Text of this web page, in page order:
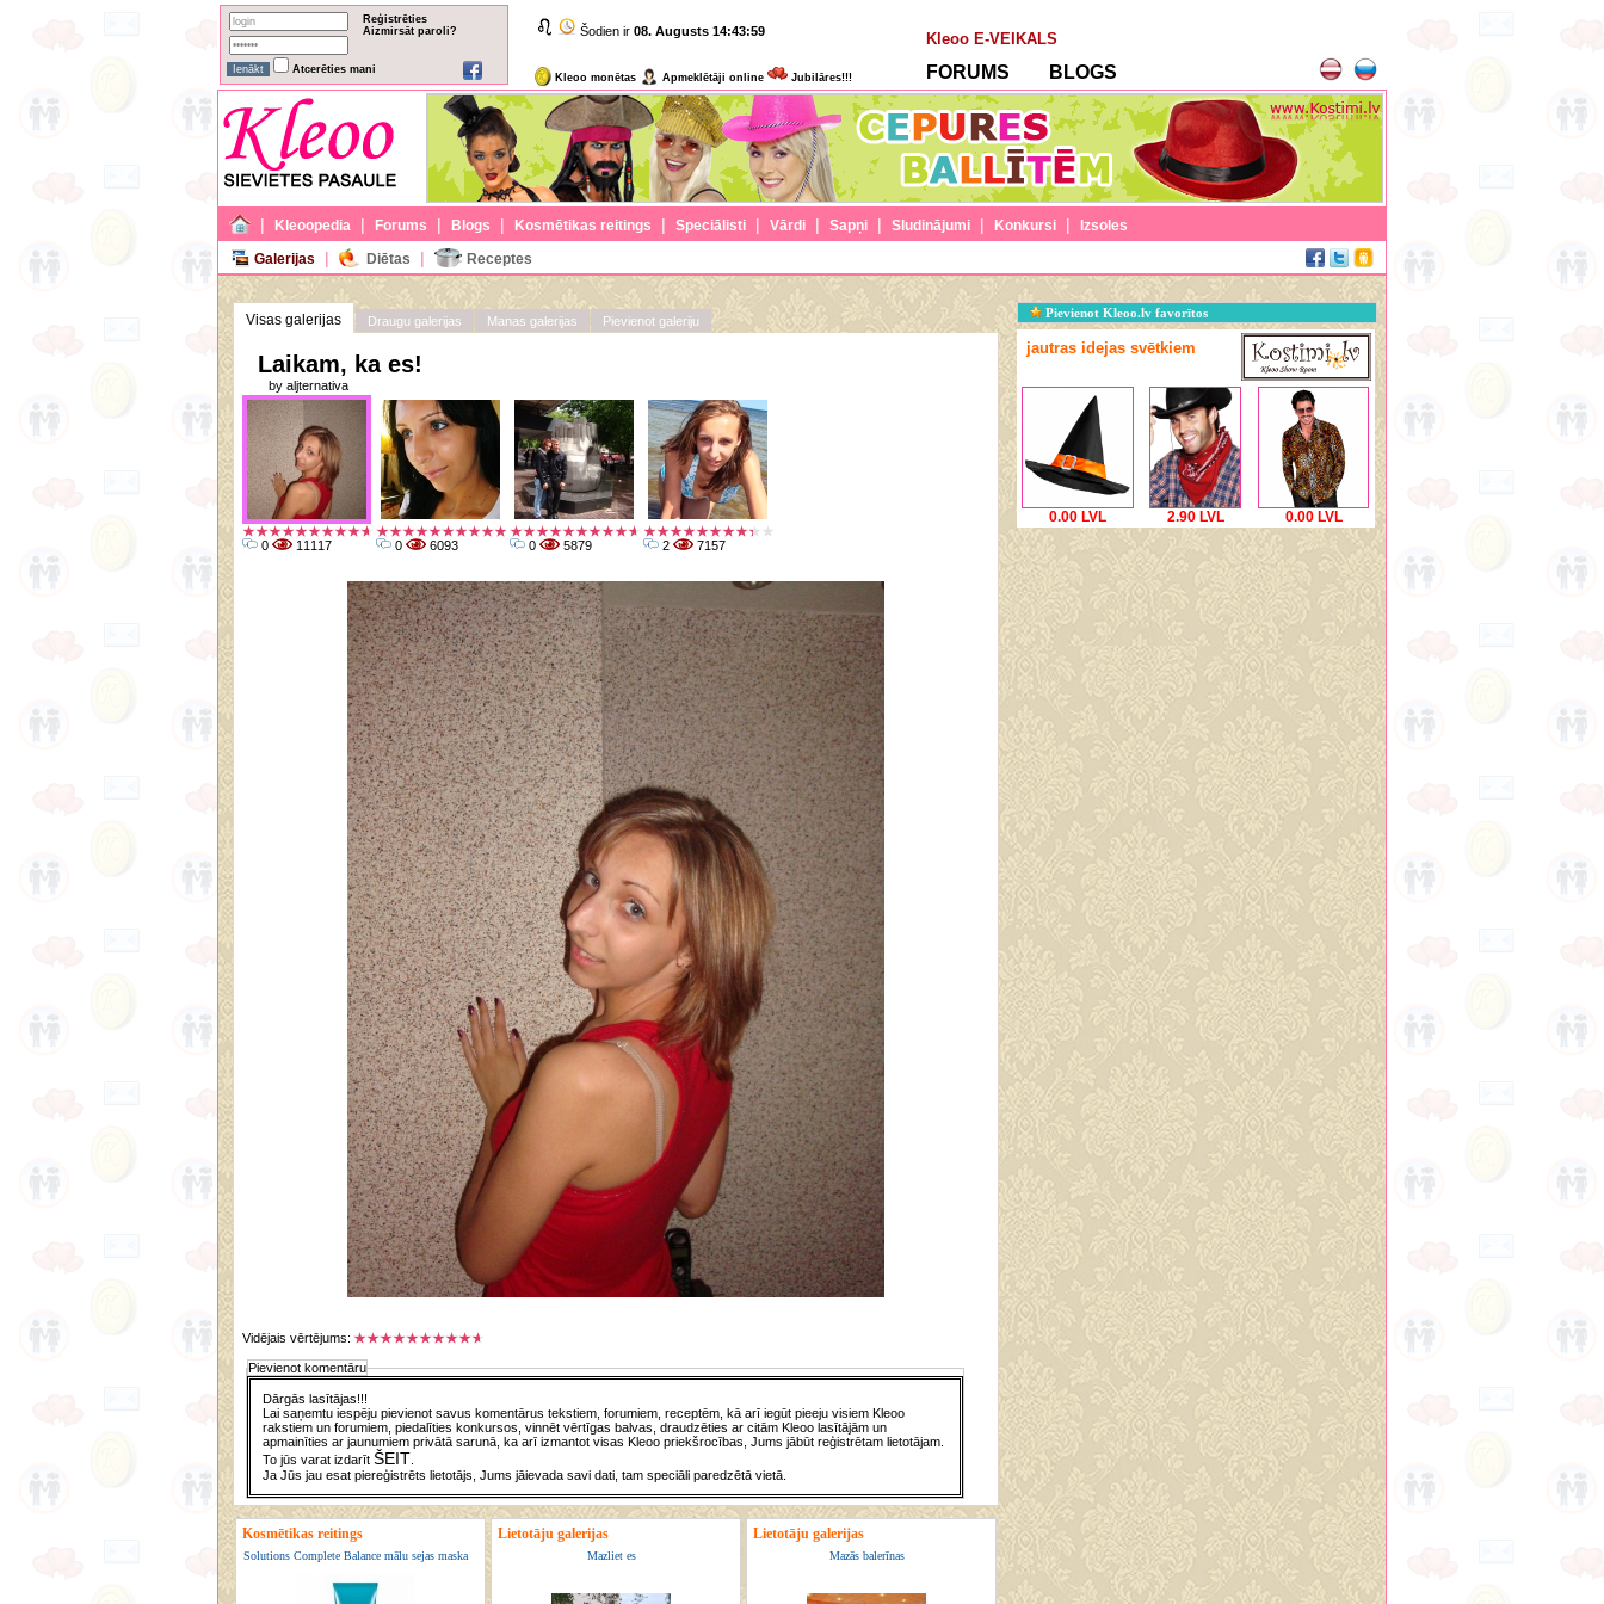
Reģistrēties
Aizmirsāt paroli?
Atcerēties mani
Šodien ir 08. Augusts 14:43:59
Kleoo monētas Apmeklētāji online Jubilāres!!!
Kleoo E-VEIKALS
FORUMS BLOGS
| Kleoopedia | Forums | Blogs | Kosmētikas reitings | Speciālisti | Vārdi | Sapņi | Sludinājumi | Konkursi |
Izsoles
Galerijas
| Diētas | Receptes
Visas galerijas Draugu galerijas Manas galerijas Pievienot galeriju
Laikam, ka es!
by aljternativa
0 11117 0 6093 0 5879 2 7157
Vidējais vērtējums:
Pievienot komentāru
Dārgās lasītājas!!!
Lai saņemtu iespēju pievienot savus komentārus tekstiem, forumiem, receptēm, kā arī iegūt pieeju visiem Kleoo
rakstiem un forumiem, piedalīties konkursos, vinnēt vērtīgas balvas, draudzēties ar citām Kleoo lasītājām un
apmainīties ar jaunumiem privātā sarunā, ka arī izmantot visas Kleoo priekšrocības, Jums jābūt reģistrētam lietotājam.
To jūs varat izdarīt ŠEIT
Ja Jūs jau esat piereģistrēts lietotājs, Jums jāievada savi dati, tam speciāli paredzētā vietā.
Kosmētikas reitings
Solutions Complete Balance mālu sejas maska
Lietotāju galerijas
Mazliet es
Lietotāju galerijas
Mazās balerīnas
Pievienot Kleoo.lv favorītos
jautras idejas svētkiem
0.00 LVL 2.90 LVL 0.00 LVL